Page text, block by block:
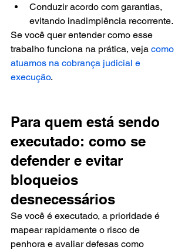
Conduzir acordo com garantias,
evitando inadimplência recorrente.
Se você quer entender como esse
trabalho funciona na prática, veja como
atuamos na cobrança judicial e
execução.
Para quem está sendo
executado: como se
defender e evitar
bloqueios
desnecessários
Se você é executado, a prioridade é
mapear rapidamente o risco de
penhora e avaliar defesas como